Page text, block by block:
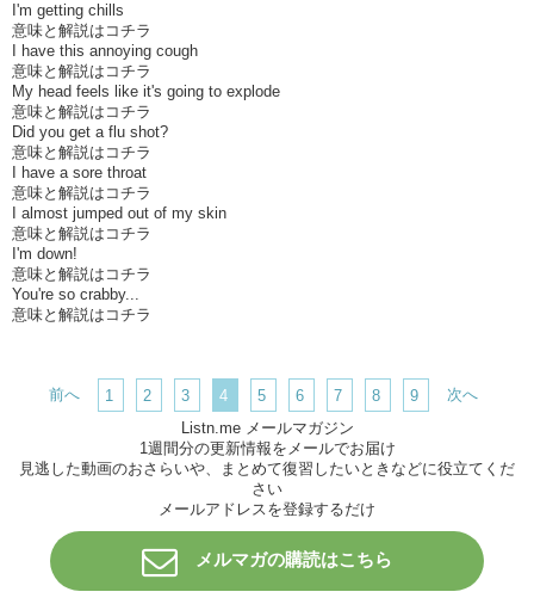
I'm getting chills
意味と解説はコチラ
I have this annoying cough
意味と解説はコチラ
My head feels like it's going to explode
意味と解説はコチラ
Did you get a flu shot?
意味と解説はコチラ
I have a sore throat
意味と解説はコチラ
I almost jumped out of my skin
意味と解説はコチラ
I'm down!
意味と解説はコチラ
You're so crabby...
意味と解説はコチラ
前へ 1 2 3 4 5 6 7 8 9
次へ
Listn.me メールマガジン
1週間分の更新情報をメールでお届け
見逃した動画のおさらいや、まとめて復習したいときなどに役立てくだ
さい
メールアドレスを登録するだけ
メルマガの購読はこちら